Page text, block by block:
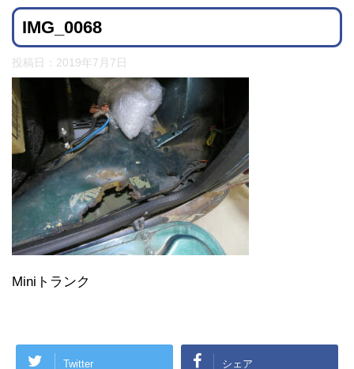
IMG_0068
投稿日： 2019年7月7日
Miniトランク
Twitter シェア